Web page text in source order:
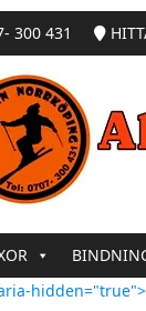
300 431